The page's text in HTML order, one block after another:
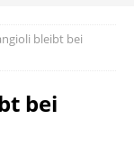
bleibt bei
bei